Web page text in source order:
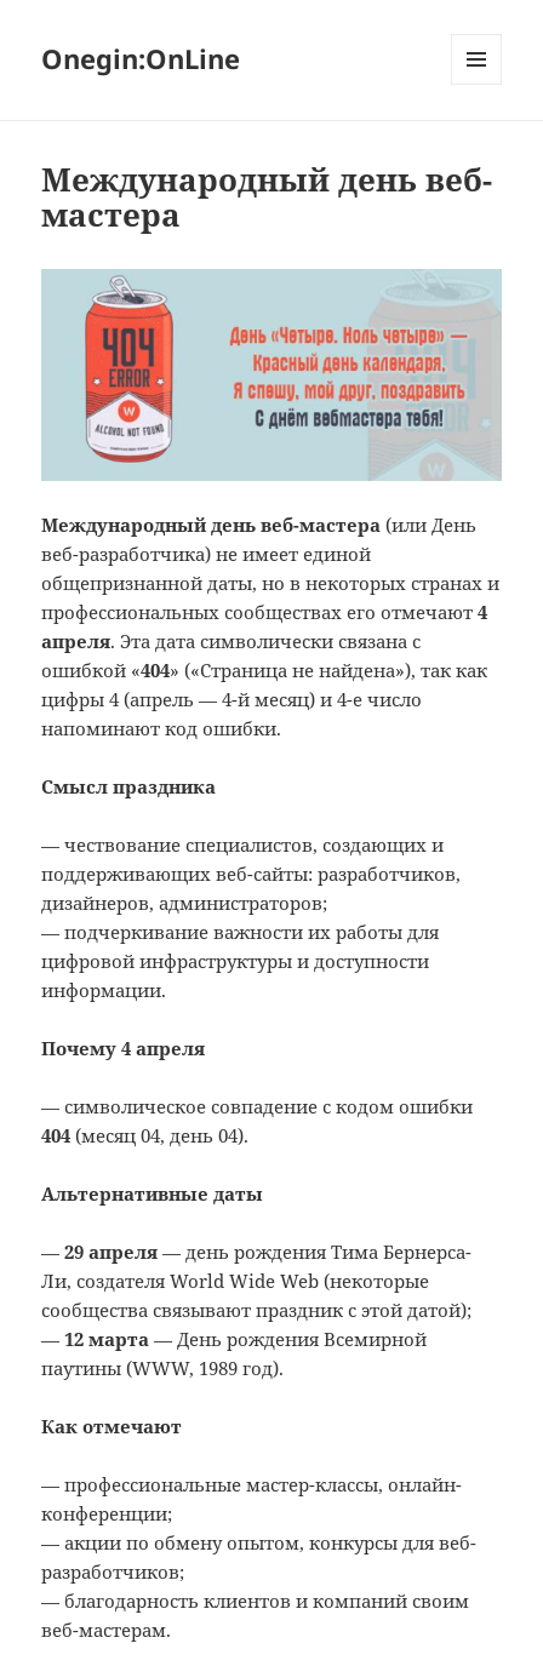
Onegin:OnLine
Международный день веб-
мастера
Международный день веб-мастера (или День
веб-разработчика) не имеет единой
общепризнанной даты, но в некоторых странах и
профессиональных сообществах его отмечают4
апреля. Эта дата символически связана с
ошибкой «404» («Страница не найдена»), так как
цифры 4 (апрель — 4-й месяц) и 4-е число
напоминают код ошибки.
Смысл праздника
— чествование специалистов, создающих и
поддерживающих веб-сайты: разработчиков,
дизайнеров, администраторов;
— подчеркивание важности их работы для
цифровой инфраструктуры и доступности
информации.
Почему 4 апреля
— символическое совпадение с кодом ошибки
404 (месяц 04, день 04).
Альтернативные даты
—29 апреля — день рождения Тима Бернерса-
Ли, создателя World Wide Web (некоторые
сообщества связывают праздник с этой датой);
—12 марта — День рождения Всемирной
паутины (WWW, 1989 год).
Как отмечают
— профессиональные мастер-классы, онлайн-
конференции;
— акции по обмену опытом, конкурсы для веб-
разработчиков;
— благодарность клиентов и компаний своим
веб-мастерам.